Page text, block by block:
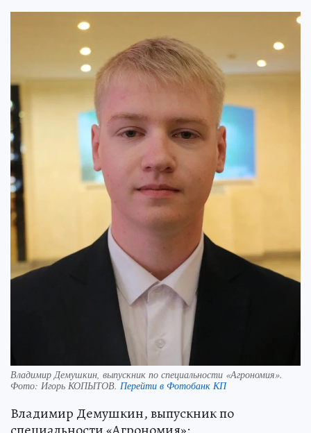
Владимир Демушкин, выпускник по специальности «Агрономия».
Фото: Игорь КОПЫТОВ. Перейти в Фотобанк КП
Владимир Демушкин, выпускник по